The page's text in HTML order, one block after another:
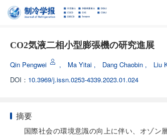
CO2気液二相小型膨張機の研究進展
Qin Pengwei , Ma Yitai , Dang Chaobin , Liu
DOI： 10.3969/j.issn.0253-4339.2023.01.024
摘要
国際社会の環境意識の向上に伴い、オゾン